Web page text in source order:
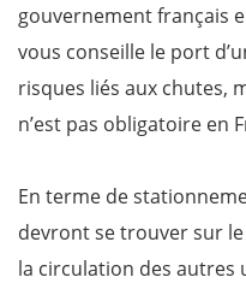
gouvernement français
vous conseille le port
risques liés aux chutes,
n’est pas obligatoire en
En terme de
devront se trouver sur
la circulation des autres